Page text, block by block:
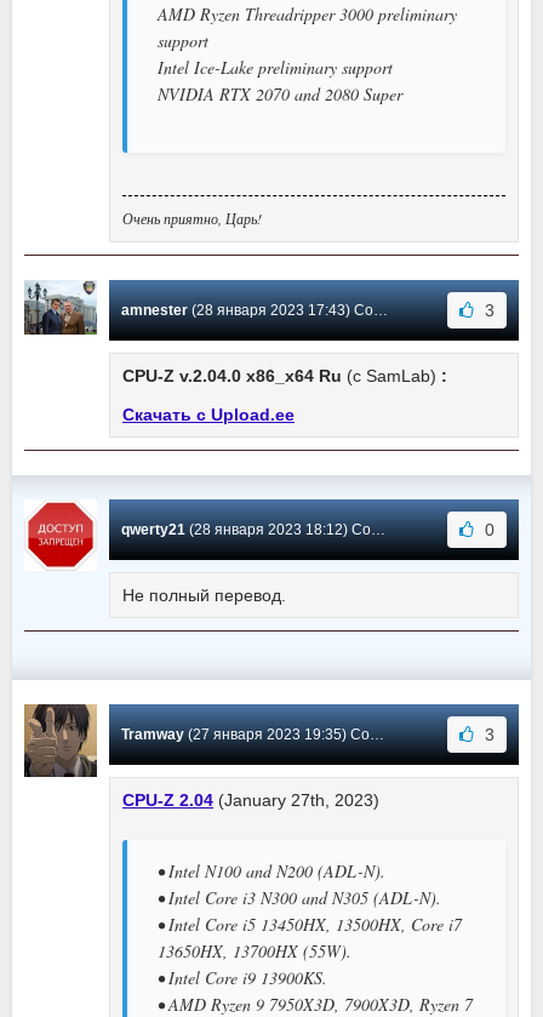
AMD Ryzen Threadripper 3000 preliminary
support
Intel Ice-Lake preliminary support
NVIDIA RTX 2070 and 2080 Super
Очень приятно, Царь!
amnester(28 января 2023 17:43) Сообщение #383 3
CPU-Z v.2.04.0 x86_x64 Ru (с SamLab) :
Скачать с Upload.ee
qwerty21(28 января 2023 18:12) Сообщение #382 0
Не полный перевод.
Tramway(27 января 2023 19:35) Сообщение #381 3
CPU-Z 2.04 (January 27th, 2023)
• Intel N100 and N200 (ADL-N).
• Intel Core i3 N300 and N305 (ADL-N).
• Intel Core i5 13450HX, 13500HX, Core i7
13650HX, 13700HX (55W).
• Intel Core i9 13900KS.
• AMD Ryzen 9 7950X3D, 7900X3D, Ryzen 7